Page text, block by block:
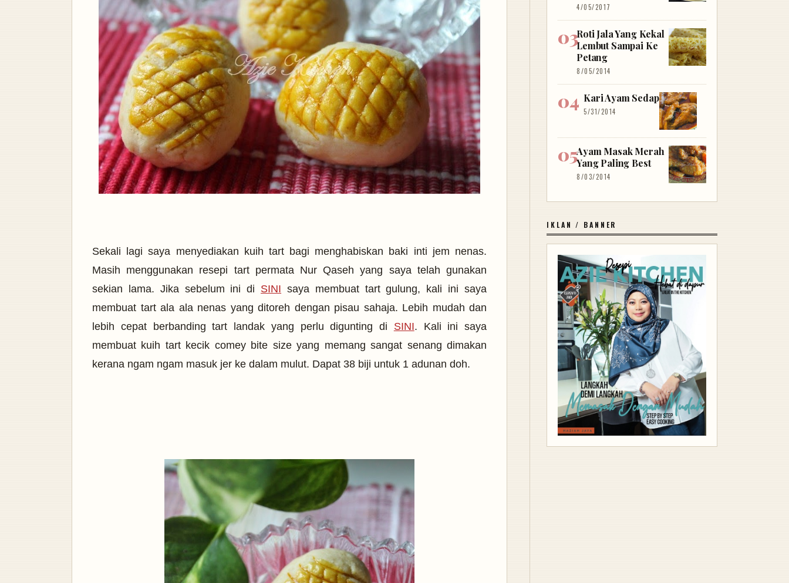
Sekali lagi saya menyediakan kuih tart bagi menghabiskan baki inti jem nenas.
Masih menggunakan resepi tart permata Nur Qaseh yang saya telah gunakan
sekian lama. Jika sebelum ini di SINI saya membuat tart gulung, kali ini saya
membuat tart ala ala nenas yang ditoreh dengan pisau sahaja. Lebih mudah dan
lebih cepat berbanding tart landak yang perlu digunting di SINI. Kali ini saya
membuat kuih tart kecik comey bite size yang memang sangat senang dimakan
kerana ngam ngam masuk jer ke dalam mulut. Dapat 38 biji untuk 1 adunan doh.
4/05/2017
Roti Jala Yang Kekal
Lembut Sampai Ke
Petang
8/05/2014
Kari Ayam Sedap
5/31/2014
Ayam Masak Merah
Yang Paling Best
8/03/2014
IKLAN / BANNER